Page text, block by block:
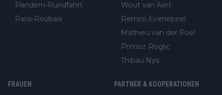
Flandern-Rundfahrt
Paris-Roubaix
Wout van Aert
Remco Evenepoel
Mathieu van der Poel
Primoz Roglic
Thibau Nys
FRAUEN PARTNER & KOOPERATIONEN